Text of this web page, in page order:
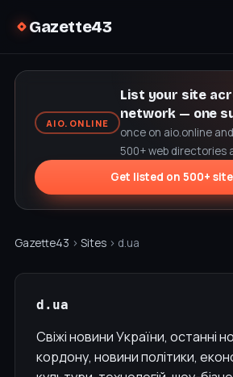
Gazette43
AIO.ONLINE
List your site
network — one
once on aio.online
500+ web directories
Get listed on 500+
Gazette43 › Sites › d.ua
d.ua
Свіжі новини України, останні
кордону, новини політики,